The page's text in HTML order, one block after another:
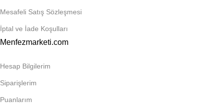
Mesafeli Satış Sözleşmesi
İptal ve İade Koşulları
Menfezmarketi.com
Hesap Bilgilerim
Siparişlerim
Puanlarım